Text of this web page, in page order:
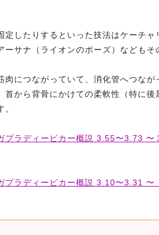
定したりするといった技法はケーチ
ーサナ（ライオンのポーズ）などもそ
肉につながっていて、消化管へつな
首から背骨にかけての柔軟性（特に
プラディーピカー概説 3.55〜3.73
プラディーピカー概説 3.10〜3.31